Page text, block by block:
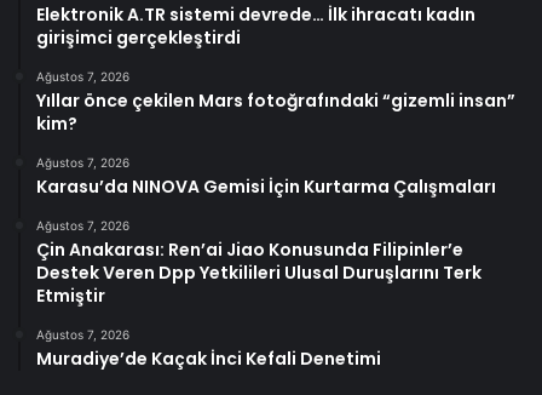
Elektronik A.TR sistemi devrede… İlk ihracatı kadın
girişimci gerçekleştirdi
Ağustos 7, 2026
Yıllar önce çekilen Mars fotoğrafındaki “gizemli insan”
kim?
Ağustos 7, 2026
Karasu’da NINOVA Gemisi İçin Kurtarma Çalışmaları
Ağustos 7, 2026
Çin Anakarası: Ren’ai Jiao Konusunda Filipinler’e
Destek Veren Dpp Yetkilileri Ulusal Duruşlarını Terk
Etmiştir
Ağustos 7, 2026
Muradiye’de Kaçak İnci Kefali Denetimi